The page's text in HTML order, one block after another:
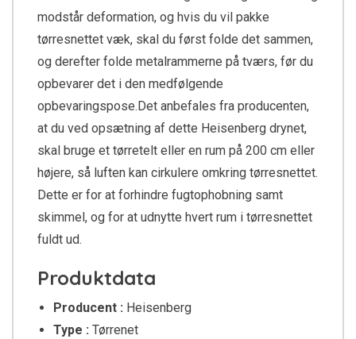
modstår deformation, og hvis du vil pakke
tørresnettet væk, skal du først folde det sammen,
og derefter folde metalrammerne på tværs, før du
opbevarer det i den medfølgende
opbevaringspose.Det anbefales fra producenten,
at du ved opsætning af dette Heisenberg drynet,
skal bruge et tørretelt eller en rum på 200 cm eller
højere, så luften kan cirkulere omkring tørresnettet.
Dette er for at forhindre fugtophobning samt
skimmel, og for at udnytte hvert rum i tørresnettet
fuldt ud.
Produktdata
Producent : Heisenberg
Type : Tørrenet